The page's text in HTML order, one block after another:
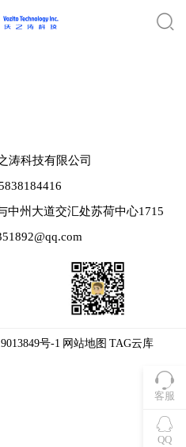
客服
QQ
涛科技有限公司
中州大道交汇处苏荷中心1715
号-1 网站地图 TAG云库